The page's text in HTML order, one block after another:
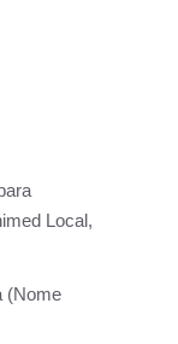
Local,
(Nome